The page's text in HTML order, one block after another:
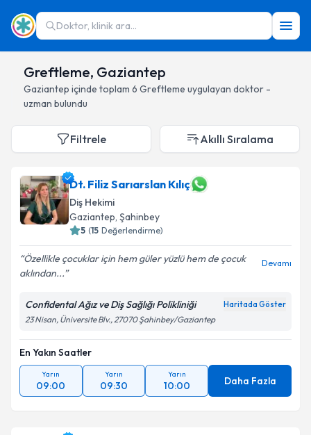
Doktor, klinik ara...
Greftleme, Gaziantep
Gaziantep içinde toplam 6 Greftleme uygulayan doktor -
uzman bulundu
Filtrele Akıllı Sıralama
Dt. Filiz Sarıarslan Kılıç
Diş Hekimi
Gaziantep, Şahinbey
5 (15 Değerlendirme)
Özellikle çocuklar için hem güler yüzlü hem de çocuk
aklından...
Devamı
Confidental Ağız ve Diş Sağlığı Polikliniği Haritada Göster
23 Nisan, Üniversite Blv., 27070 Şahinbey/Gaziantep
En Yakın Saatler
Yarın
09:00
Yarın
09:30
Yarın
10:00 Daha Fazla